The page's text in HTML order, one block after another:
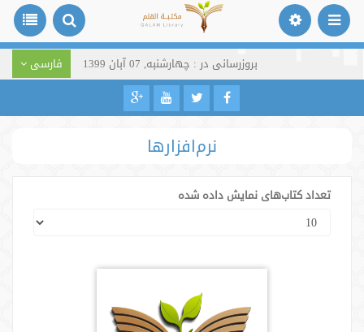
بروزرسانی در : چهارشنبه, 07 آبان 1399 فارسی
نرم‌افزارها
تعداد کتاب‌های نمایش داده شده